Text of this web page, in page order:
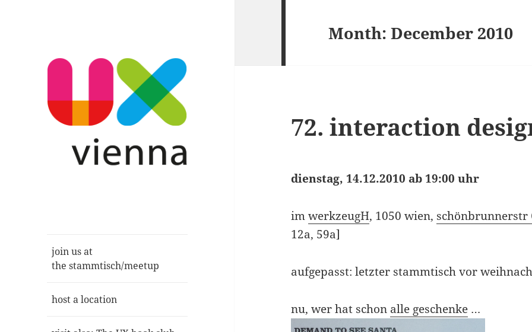
join us at
the stammtisch/meetup
host a location
Month:December 2010
72. interaction
dienstag, 14.12.2010 ab 19:00 uhr
imwerkzeugH, 1050 wien, schönbrunnerstr
12a, 59a]
aufgepasst: letzter stammtisch vor
nu, wer hat schon alle geschenke …